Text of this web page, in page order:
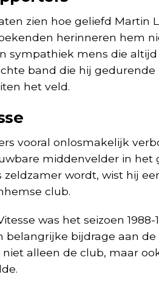
zien hoe geliefd Martin
herinneren hem
sympathiek mens die
band die hij gedurende
het veld.
vooral onlosmakelijk
middenvelder in het
wordt, wist hij
club.
was het seizoen 1988-
belangrijke bijdrage aan
alleen de club, maar